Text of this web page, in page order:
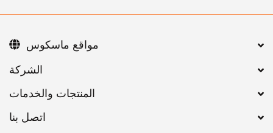
اتصل بنا
مواقع ماسكوس